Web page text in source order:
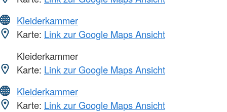
Kleiderkammer
Karte: Link zur Google Maps Ansicht
Kleiderkammer
Karte: Link zur Google Maps Ansicht
Kleiderkammer
Karte: Link zur Google Maps Ansicht